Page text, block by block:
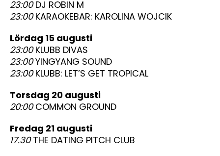
23:00DJ ROBIN M
23:00KARAOKEBAR: KAROLINA WOJCIK
lördag 15 augusti
23:00KLUBB DIVAS
23:00YINGYANG SOUND
23:00KLUBB: LET’S GET TROPICAL
torsdag 20 augusti
20:00COMMON GROUND
fredag 21 augusti
17.30THE DATING PITCH CLUB